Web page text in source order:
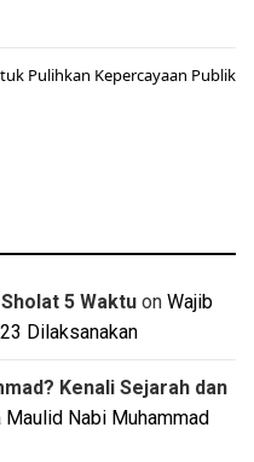
Pulihkan Kepercayaan Publik
5 Waktu on Wajib
Dilaksanakan
Kenali Sejarah dan
Maulid Nabi Muhammad